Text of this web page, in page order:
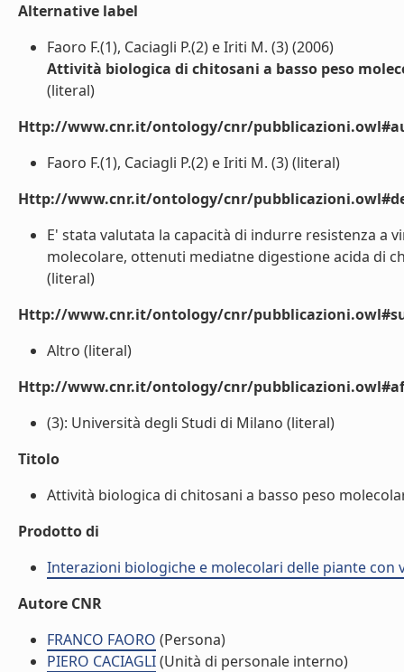
Alternative label
Faoro F.(1), Caciagli P.(2) e Iriti M. (3) (2006)
Attività biologica di chitosani a basso peso
(literal)
Http://www.cnr.it/ontology/cnr/
Faoro F.(1), Caciagli P.(2) e Iriti M. (3) (literal)
Http://www.cnr.it/ontology/cnr/
E' stata valutata la capacità di indurre resistenza a
molecolare, ottenuti mediatne digestione acida di
(literal)
Http://www.cnr.it/ontology/cnr/
Altro (literal)
Http://www.cnr.it/ontology/cnr/
(3): Università degli Studi di Milano (literal)
Titolo
Attività biologica di chitosani a basso peso
Prodotto di
Interazioni biologiche e molecolari delle piante con
Autore CNR
FRANCO FAORO (Persona)
PIERO CACIAGLI(Unità di personale interno)